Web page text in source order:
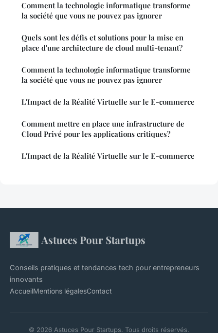
Comment la technologie informatique transforme
la société que vous ne pouvez pas ignorer
Quels sont les défis et solutions pour la mise en
place d'une architecture de cloud multi-tenant?
Comment la technologie informatique transforme
la société que vous ne pouvez pas ignorer
L'Impact de la Réalité Virtuelle sur le E-commerce
Comment mettre en place une infrastructure de
Cloud Privé pour les applications critiques?
L'Impact de la Réalité Virtuelle sur le E-commerce
Astuces Pour Startups
Conseils pratiques et tendances tech pour entrepreneurs
innovants
AccueilMentions légalesContact
© 2026 Astuces Pour Startups. Tous droits réservés.